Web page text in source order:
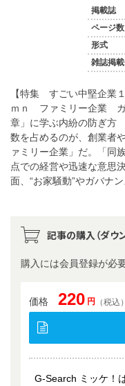
掲載誌
ページ数
形式
雑誌掲
【特集 すごい中堅企業
ｍｎ ファミリー企業
章」に学ぶ内紛の防ぎ方
数を占めるのが、創業者
ァミリー企業」だ。「同
点での経営や迅速な意思
面、“お家騒動”やガバナ
記事の購入（ダウ
購入には会員登録が必
価格 220 円 （税込）
G-Search ミッケ！